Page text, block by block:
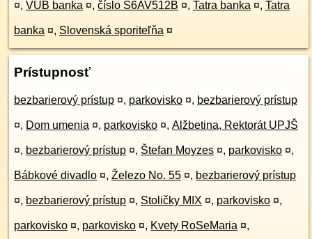
¤, VÚB banka ¤, číslo S6AV512B ¤, Tatra banka ¤, Tatra
banka ¤, Slovenská sporiteľňa ¤
Prístupnosť
bezbarierový prístup ¤, parkovisko ¤, bezbarierový prístup
¤, Dom umenia ¤, parkovisko ¤, Alžbetina, Rektorát UPJŠ
¤, bezbarierový prístup ¤, Štefan Moyzes ¤, parkovisko ¤,
Bábkové divadlo ¤, Železo No. 55 ¤, bezbarierový prístup
¤, bezbarierový prístup ¤, Stoličky MIX ¤, parkovisko ¤,
parkovisko ¤, parkovisko ¤, Kvety RoSeMaria ¤,